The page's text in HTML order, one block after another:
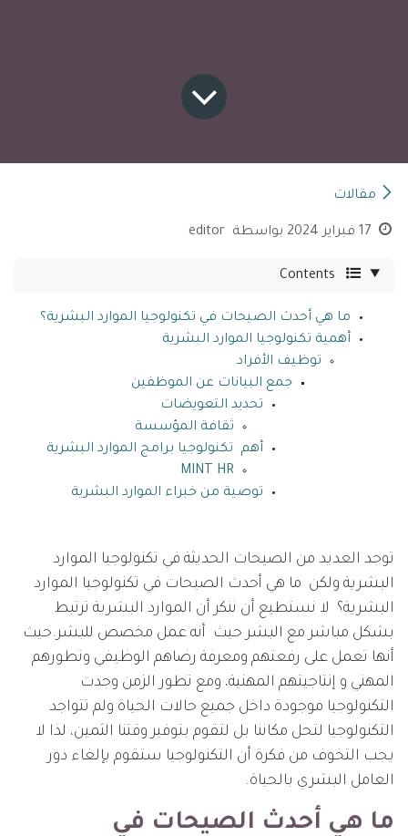
مقالات
17 فبراير 2024 بواسطة editor
Contents
ما هي أحدث الصيحات في تكنولوجيا الموارد البشرية؟
أهمية تكنولوجيا الموارد البشرية
توظيف الأفراد
جمع البيانات عن الموظفين
تحديد التعويضات
ثقافة المؤسسة
أهم تكنولوجيا برامج الموارد البشرية
MINT HR
توصية من خبراء الموارد البشرية
توجد العديد من الصيحات الحديثة في تكنولوجيا الموارد
البشرية ولكن ما هي أحدث الصيحات في تكنولوجيا الموارد
البشرية؟ لا نستطيع أن ننكر أن الموارد البشرية ترتبط
بشكل مباشر مع البشر حيث أنه عمل مخصص للبشر.حيث
أنها تعمل على رفعتهم ومعرفة رضاهم الوظيفي وتطورهم
المهني و إنتاجيتهم المهنية، ومع تطور الزمن وجدت
التكنولوجيا موجودة داخل جميع حالات الحياة ولم تتواجد
التكنولوجيا لتحل مكاننا بل لتقوم بتوفير وقتنا الثمين، لذا لا
يجب التخوف من فكرة أن التكنولوجيا ستقوم بإلغاء دور
العامل البشري بالحياة.
ما هي أحدث الصيحات في